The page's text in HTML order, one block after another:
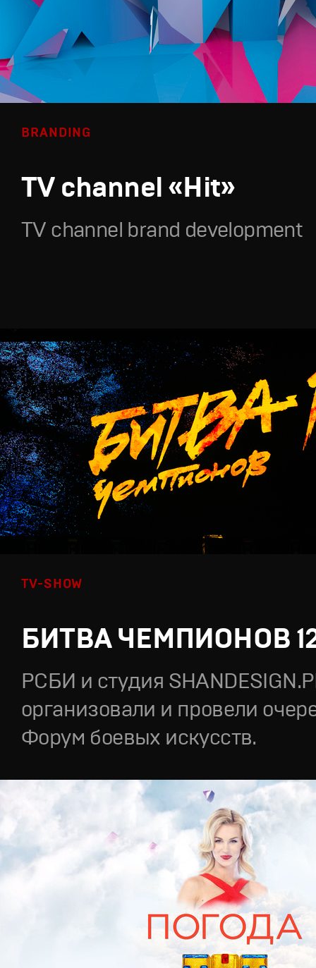
BRANDING
TV channel «Hit»
TV channel brand development
TV-SHOW
БИТВА ЧЕМПИОНОВ
РСБИ и студия
организовали и провели
Форум боевых искусств.